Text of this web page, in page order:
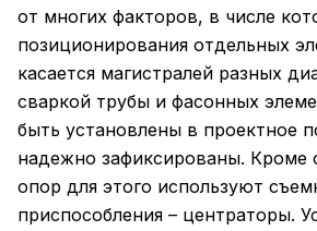
от многих факторов, в числе
позиционирования отдельных
касается магистралей разных
сваркой трубы и фасонных
быть установлены в проектное
надежно зафиксированы. Кроме
опор для этого используют
приспособления – центраторы.